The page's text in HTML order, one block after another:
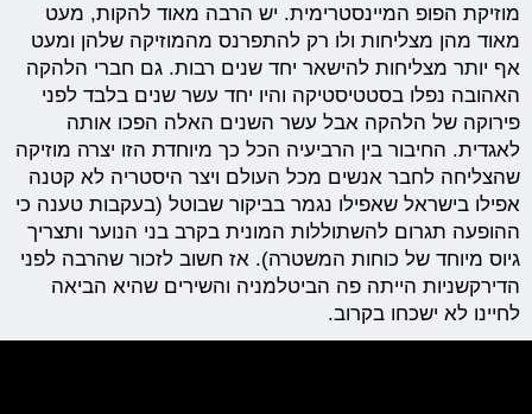
מוזיקת הפופ המיינסטרימית. יש הרבה מאוד להקות, מעט
מאוד מהן מצליחות ולו רק להתפרנס מהמוזיקה שלהן ומעט
אף יותר מצליחות להישאר יחד שנים רבות. גם חברי הלהקה
האהובה נפלו בסטטיסטיקה והיו יחד עשר שנים בלבד לפני
פירוקה של הלהקה אבל עשר השנים האלה הפכו אותה
לאגדית. החיבור בין הרביעיה הכל כך מיוחדת הזו יצרה מוזיקה
שהצליחה לחבר אנשים מכל העולם ויצר היסטריה לא קטנה
אפילו בישראל שאפילו נגמר בביקור שבוטל (בעקבות טענה כי
ההופעה תגרום להשתוללות המונית בקרב בני הנוער ותצריך
גיוס מיוחד של כוחות המשטרה). אז חשוב לזכור שהרבה לפני
הדירקשניות הייתה פה הביטלמניה והשירים שהיא הביאה
לחיינו לא ישכחו בקרוב.